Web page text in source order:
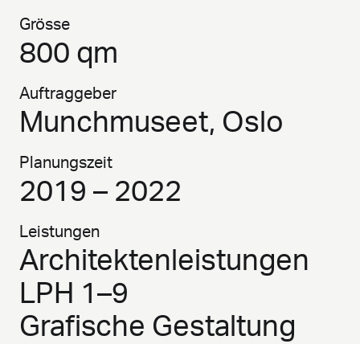
Grösse
800 qm
Auftraggeber
Munchmuseet, Oslo
Planungszeit
2019 – 2022
Leistungen
Architektenleistungen
LPH 1–9
Grafische Gestaltung